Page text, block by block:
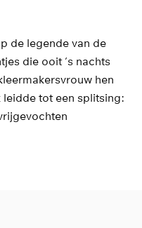
de legende van de
die ooit ’s nachts
hen
tot een splitsing: